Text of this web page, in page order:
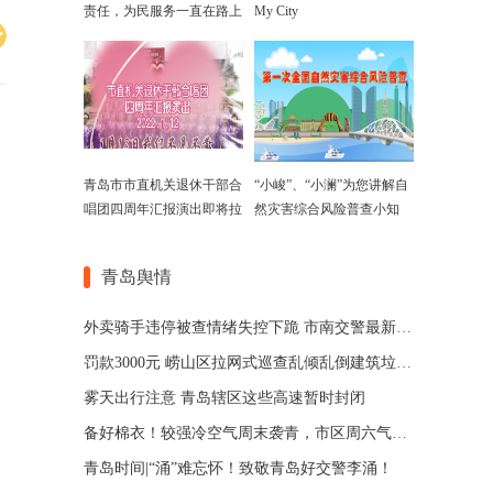
责任，为民服务一直在路上 My City
青岛市市直机关退休干部合
唱团四周年汇报演出即将拉
“小峻”、“小澜”为您讲解自
然灾害综合风险普查小知
青岛舆情
外卖骑手违停被查情绪失控下跪 市南交警最新通报
罚款3000元 崂山区拉网式巡查乱倾乱倒建筑垃圾行为
雾天出行注意 青岛辖区这些高速暂时封闭
备好棉衣！较强冷空气周末袭青，市区周六气温直降至个位数
青岛时间|“涌”难忘怀！致敬青岛好交警李涌！